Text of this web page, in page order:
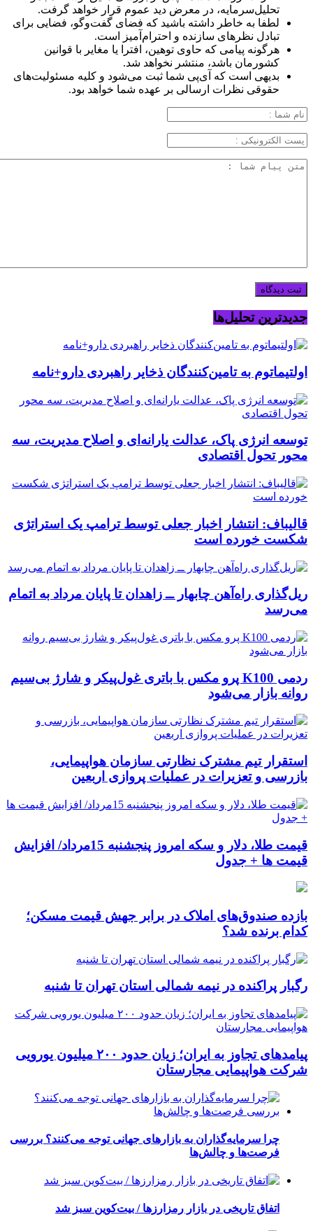
تحلیل‌سرمایه، در معرض دید عموم قرار خواهد گرفت.
لطفا به خاطر داشته باشید که فضای گفت‌وگو، فضایی برای
تبادل نظرهای سازنده و احترام‌آمیز است.
هرگونه پیامی که حاوی توهین، افترا یا مغایر با قوانین
کشورمان باشد، منتشر نخواهد شد.
بدیهی است که آی‌پی شما ثبت می‌شود و کلیه مسئولیت‌های
حقوقی نظرات ارسالی بر عهده شما خواهد بود.
جدیدترین تحلیل‌ها
اولتیماتوم به تامین‌کنندگان ذخایر راهبردی دارو+نامه
توسعه انرژی پاک، عدالت یارانه‌ای و اصلاح مدیریت، سه
محور تحول اقتصادی
قالیباف: انتشار اخبار جعلی توسط ترامپ یک استراتژی
شکست خورده است
ریل‌گذاری راه‌آهن چابهار ــ زاهدان تا پایان مرداد به اتمام
می‌رسد
ردمی K100 پرو مکس با باتری غول‌پیکر و شارژ بی‌سیم
روانه بازار می‌شود
استقرار تیم مشترک نظارتی سازمان هواپیمایی،
بازرسی و تعزیرات در عملیات پروازی اربعین
قیمت طلا، دلار و سکه امروز پنجشنبه 15مرداد/ افزایش
قیمت ها + جدول
بازده صندوق‌های املاک در برابر جهش قیمت مسکن؛
کدام برنده شد؟
رگبار پراکنده در نیمه شمالی استان تهران تا شنبه
پیامدهای تجاوز به ایران؛ زیان حدود ۲۰۰ میلیون یورویی
شرکت هواپیمایی مجارستان
چرا سرمایه‌گذاران به بازارهای جهانی توجه می‌کنند؟ بررسی
فرصت‌ها و چالش‌ها
اتفاق تاریخی در بازار رمزارزها / بیت‌کوین سبز شد